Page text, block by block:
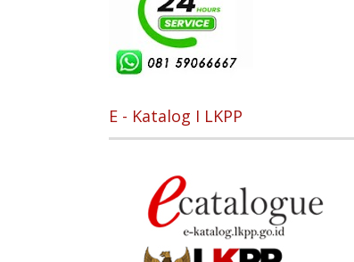
E - Katalog I LKPP